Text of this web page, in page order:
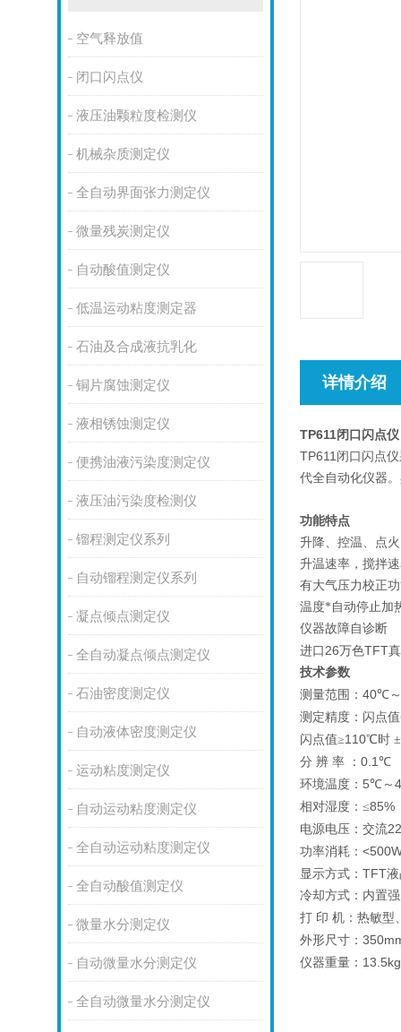
空气释放值
闭口闪点仪
液压油颗粒度检测仪
机械杂质测定仪
全自动界面张力测定仪
微量残炭测定仪
自动酸值测定仪
低温运动粘度测定器
石油及合成液抗乳化
铜片腐蚀测定仪
液相锈蚀测定仪
便携油液污染度测定仪
液压油污染度检测仪
镏程测定仪系列
自动镏程测定仪系列
凝点倾点测定仪
全自动凝点倾点测定仪
石油密度测定仪
自动液体密度测定仪
运动粘度测定仪
自动运动粘度测定仪
全自动运动粘度测定仪
全自动酸值测定仪
微量水分测定仪
自动微量水分测定仪
全自动微量水分测定仪
详情介绍
TP611闭口闪点仪
TP611闭口闪点仪
代全自动化仪器
功能特点
升降、控温、点
升温速率，搅拌
有大气压力校正
温度*自动停止加
仪器故障自诊断
进口 26万色TFT
技术参数
测量范围： 40℃～
测定精度：闪点值
闪点值≥110℃时 ±
分 辨 率 ： 0.1 ℃
环境温度： 5℃～
相对湿度：≤85%
电源电压：交流
功率消耗：
显示方式： TFT
冷却方式：内置
打 印 机：热敏型
外形尺寸：
仪器重量： 13.5kg